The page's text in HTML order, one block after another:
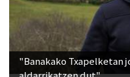
"Banakako Txapelketan